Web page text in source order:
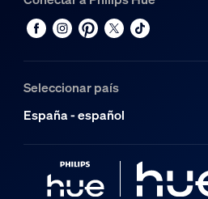
Seleccionar país
España - español